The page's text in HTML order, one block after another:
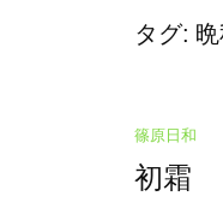
タグ:
篠原日和
初霜